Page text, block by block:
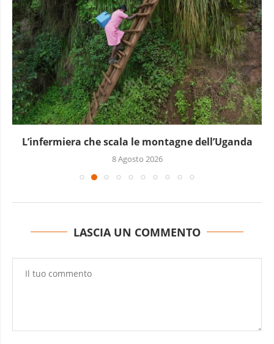
Dieci cinesi a processo in
LASCIA UN COMMENTO